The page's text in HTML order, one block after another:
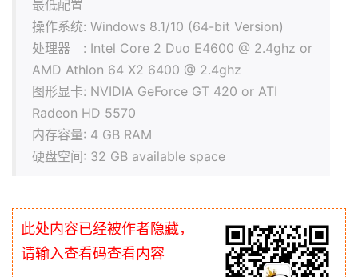
最低配置
操作系统: Windows 8.1/10 (64-bit Version)
处理器 : Intel Core 2 Duo E4600 @ 2.4ghz or
AMD Athlon 64 X2 6400 @ 2.4ghz
图形显卡: NVIDIA GeForce GT 420 or ATI
Radeon HD 5570
内存容量: 4 GB RAM
硬盘空间: 32 GB available space
此处内容已经被作者隐藏，
请输入查看码查看内容